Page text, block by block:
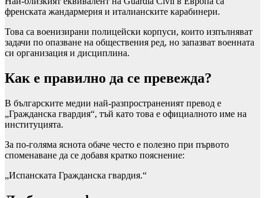
френската жандармерия и италианските карабинери.
Това са военизирани полицейски корпуси, които изпълняват
задачи по опазване на обществения ред, но запазват военната
си организация и дисциплина.
Как е правилно да се превежда?
В българските медии най-разпространеният превод е
„Гражданска гвардия“, тъй като това е официалното име на
институцията.
За по-голяма яснота обаче често е полезно при първото
споменаване да се добавя кратко пояснение:
„Испанската Гражданска гвардия.“